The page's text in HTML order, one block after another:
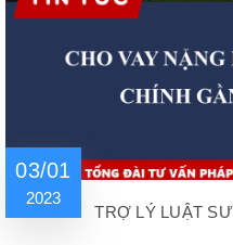
03/01
2023
TRỢ LÝ LUẬT